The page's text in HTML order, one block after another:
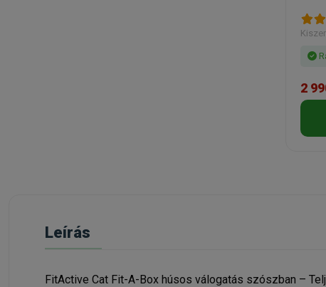
2
Leírás
FitActive Cat Fit-A-Box húsos válogatás szószban –